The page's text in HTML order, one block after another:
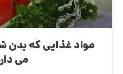
مواد غذایی که بدن
می